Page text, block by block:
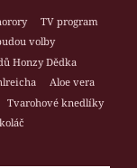
TV program
volby
Honzy Dědka
Aloe vera
Tvarohové knedlíky